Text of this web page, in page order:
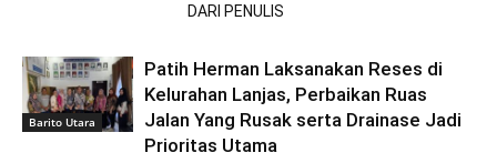
DARI PENULIS
Barito Utara
Patih Herman Laksanakan Reses di
Kelurahan Lanjas, Perbaikan Ruas
Jalan Yang Rusak serta Drainase Jadi
Prioritas Utama